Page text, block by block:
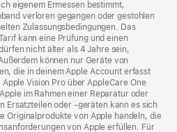
eigenem Ermessen bestimmt,
verloren gegangen oder gestohlen
Zulassungsbedingungen. Das
kann eine Prüfung und einen
nicht älter als 4 Jahre sein,
können nur Geräte von
die in deinem Apple Account erfasst
Vision Pro über AppleCare One
im Rahmen einer Reparatur oder
Ersatzteilen oder ‑geräten kann es sich
Originalprodukte von Apple handeln, die
von Apple erfüllen. Für